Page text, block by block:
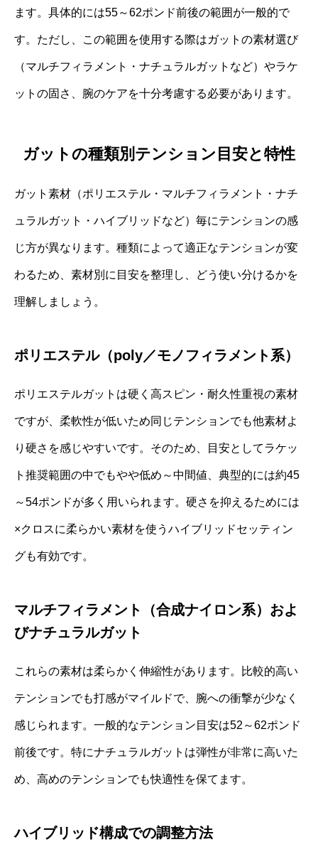
ます。具体的には55～62ポンド前後の範囲が一般的で
す。ただし、この範囲を使用する際はガットの素材選び
（マルチフィラメント・ナチュラルガットなど）やラケ
ットの固さ、腕のケアを十分考慮する必要があります。
ガットの種類別テンション目安と特性
ガット素材（ポリエステル・マルチフィラメント・ナチ
ュラルガット・ハイブリッドなど）毎にテンションの感
じ方が異なります。種類によって適正なテンションが変
わるため、素材別に目安を整理し、どう使い分けるかを
理解しましょう。
ポリエステル（poly／モノフィラメント系）
ポリエステルガットは硬く高スピン・耐久性重視の素材
ですが、柔軟性が低いため同じテンションでも他素材よ
り硬さを感じやすいです。そのため、目安としてラケッ
ト推奨範囲の中でもやや低め～中間値、典型的には約45
～54ポンドが多く用いられます。硬さを抑えるためには
×クロスに柔らかい素材を使うハイブリッドセッティン
グも有効です。
マルチフィラメント（合成ナイロン系）およ
びナチュラルガット
これらの素材は柔らかく伸縮性があります。比較的高い
テンションでも打感がマイルドで、腕への衝撃が少なく
感じられます。一般的なテンション目安は52～62ポンド
前後です。特にナチュラルガットは弾性が非常に高いた
め、高めのテンションでも快適性を保てます。
ハイブリッド構成での調整方法